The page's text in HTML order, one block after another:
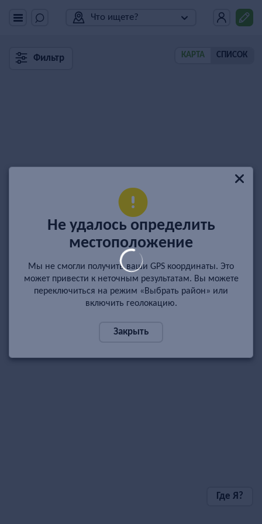
Что ищете?
Где Я?
Фильтр КАРТА СПИСОК
Не удалось определить
местоположение
Мы не смогли получить ваши GPS координаты. Это
может привести к неточным результатам. Вы можете
переключиться на режим «Выбрать район» или
включить геолокацию.
Закрыть